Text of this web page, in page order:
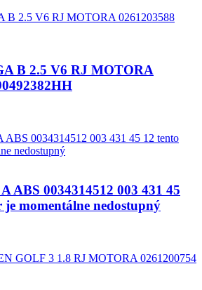
B 2.5 V6 RJ MOTORA
ABS 0034314512 003 431 45
je momentálne nedostupný